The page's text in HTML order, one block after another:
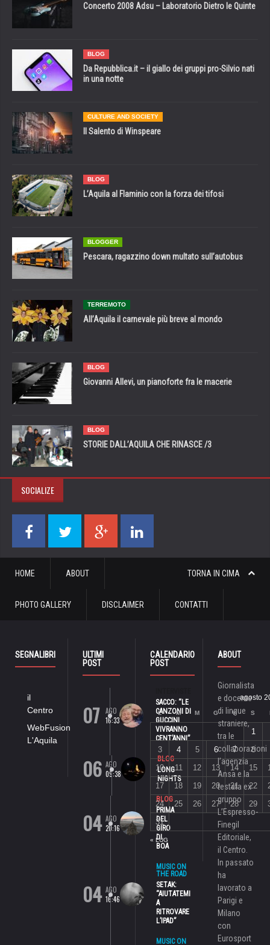
Concerto 2008 Adsu – Laboratorio Dietro le Quinte
BLOG
Da Repubblica.it – il giallo dei gruppi pro-Silvio nati
in una notte
CULTURE AND SOCIETY
Il Salento di Winspeare
BLOG
L’Aquila al Flaminio con la forza dei tifosi
BLOGGER
Pescara, ragazzino down multato sull’autobus
TERREMOTO
All’Aquila il carnevale più breve al mondo
BLOG
Giovanni Allevi, un pianoforte fra le macerie
BLOG
STORIE DALL’AQUILA CHE RINASCE /3
SOCIALIZE
TORNA IN CIMA
HOME ABOUT
PHOTO GALLERY DISCLAIMER CONTATTI
SEGNALIBRI
il
Centro
WebFusion
L'Aquila
ULTIMI
POST
07
AGO
16:33
SACCO: “LE
CANZONI DI
GUCCINI
VIVRANNO
CENT’ANNI”
06 AGO
09:38
BLOG
LONG
NIGHTS
04 AGO
20:16
BLOG
PRIMA
DEL
GIRO
DI
BOA
04 AGO
16:46
MUSIC ON
THE ROAD
SETAK:
“AIUTATEMI
A
RITROVARE
L’IPAD”
MUSIC ON
CALENDARIO
POST
agosto
L M M G V S
« LUG
1
3
4 5 6 7 8
10
11 12 13 14 15
17
18 19 20 21 22
24
25 26 27 28 29
31
ABOUT
Giornalista
e docente
di lingue
straniere,
tra le
collaborazioni
l’agenzia
Ansa e la
testata ex
gruppo
L’Espresso-
Finegil
Editoriale,
il Centro.
In passato
ha
lavorato a
Parigi e
Milano
con
Eurosport